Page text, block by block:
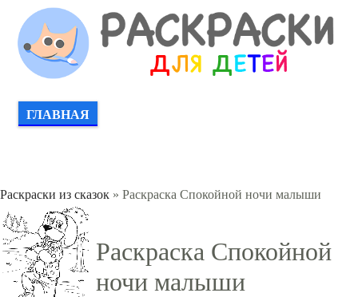
ГЛАВНАЯ
Раскраски из сказок » Раскраска Спокойной ночи малыши
Раскраска Спокойной
ночи малыши